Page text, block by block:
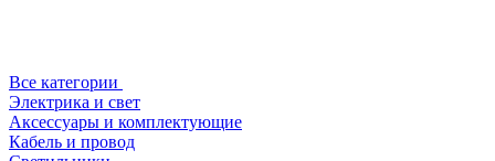
Все категории
Электрика и свет
Аксессуары и комплектующие
Кабель и провод